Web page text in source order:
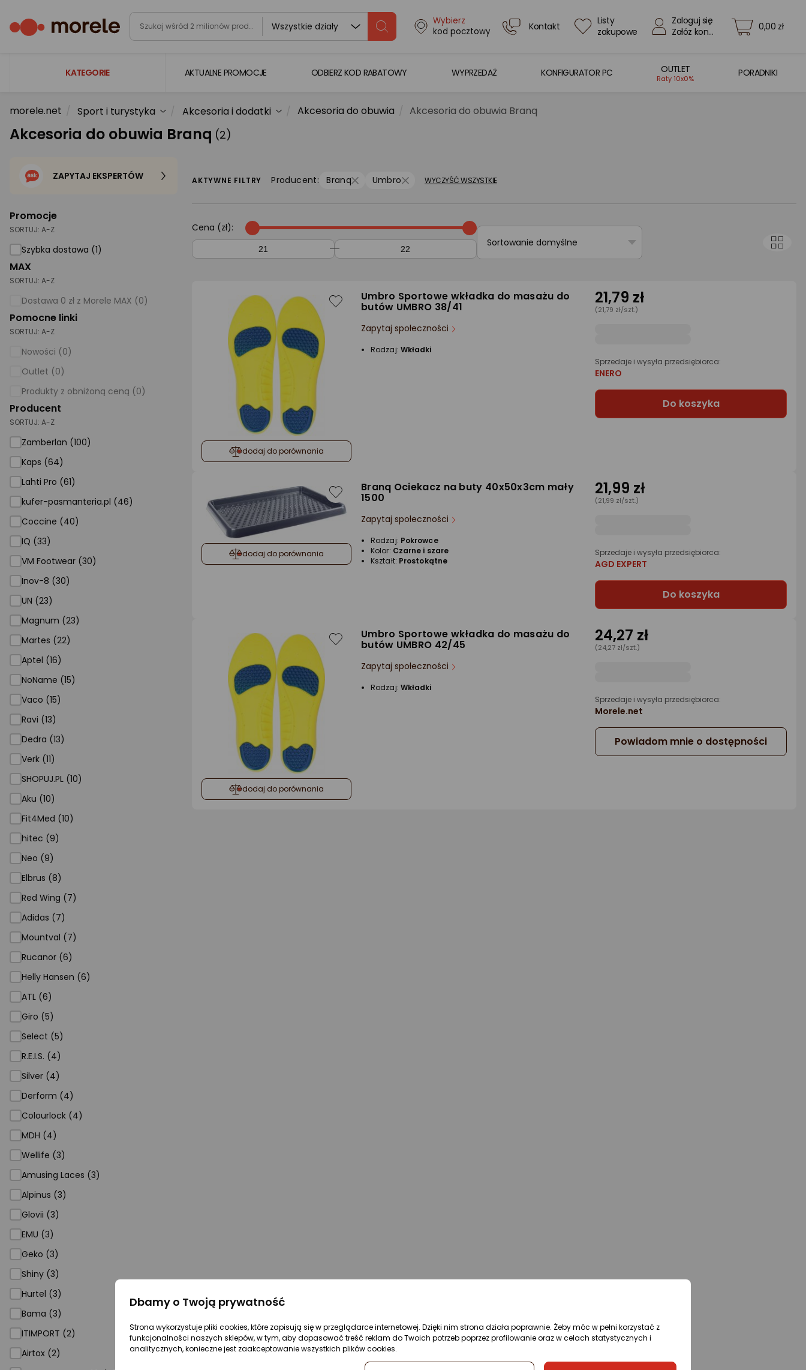
Wszystkie działy
Wybierz
kod pocztowy
Kontakt
Listy
zakupowe
Zaloguj się
Załóż konto
0,00 zł
KATEGORIE
Laptopy
Komputery
Gaming
Telewizory i audio
Foto i kamery
AGD duże
Dom i ogród
Biuro i firma
Sport i turystyka
Zabawki i dziecko
Supermarket
Strefa marek
AKTUALNE PROMOCJE ODBIERZ KOD RABATOWY WYPRZEDAŻ KONFIGURATOR PC OUTLET
Raty 10x0%
PORADNIKI
morele.net Sport i turystyka Akcesoria i dodatki Akcesoria do obuwia Akcesoria do obuwia Branq
Akcesoria do obuwia Branq (2)
Promocje
SORTUJ: A-Z
Szybka dostawa (1)
MAX
SORTUJ: A-Z
Dostawa 0 zł z Morele MAX (0)
Pomocne linki
SORTUJ: A-Z
Nowości (0)
Outlet (0)
Produkty z obniżoną ceną (0)
Producent
SORTUJ: A-Z
Zamberlan (100)
Kaps (64)
Lahti Pro (61)
kufer-pasmanteria.pl (46)
Coccine (40)
IQ (33)
VM Footwear (30)
Inov-8 (30)
UN (23)
Magnum (23)
Martes (22)
Aptel (16)
NoName (15)
Vaco (15)
Ravi (13)
Dedra (13)
Verk (11)
SHOPUJ.PL (10)
Aku (10)
Fit4Med (10)
hitec (9)
Neo (9)
Elbrus (8)
Red Wing (7)
Adidas (7)
Mountval (7)
Rucanor (6)
Helly Hansen (6)
ATL (6)
Giro (5)
Select (5)
R.E.I.S. (4)
Silver (4)
Derform (4)
Colourlock (4)
MDH (4)
Wellife (3)
Amusing Laces (3)
Alpinus (3)
Glovii (3)
EMU (3)
Geko (3)
Shiny (3)
Hurtel (3)
Bama (3)
ITIMPORT (2)
Airtox (2)
ZAPYTAJ EKSPERTÓW AKTYWNE FILTRY Producent: Branq Umbro WYCZYŚĆ WSZYSTKIE
Cena (zł):
Sortowanie domyślne
dodaj do porównania
Umbro Sportowe wkładka do masażu do
butów UMBRO 38/41
Zapytaj społeczności
Rodzaj: Wkładki
21,79 zł
(21,79 zł/szt.)
Sprzedaje i wysyła przedsiębiorca:
ENERO
Do koszyka
dodaj do porównania
Branq Ociekacz na buty 40x50x3cm mały
1500
Zapytaj społeczności
Rodzaj: Pokrowce
Kolor: Czarne i szare
Kształt: Prostokątne
21,99 zł
(21,99 zł/szt.)
Sprzedaje i wysyła przedsiębiorca:
AGD EXPERT
Do koszyka
dodaj do porównania
Umbro Sportowe wkładka do masażu do
butów UMBRO 42/45
Zapytaj społeczności
Rodzaj: Wkładki
24,27 zł
(24,27 zł/szt.)
Sprzedaje i wysyła przedsiębiorca:
Morele.net
Powiadom mnie o dostępności
Dbamy o Twoją prywatność
Strona wykorzystuje pliki cookies, które zapisują się w przeglądarce internetowej. Dzięki nim strona działa poprawnie. Żeby móc w pełni korzystać z
funkcjonalności naszych sklepów, w tym, aby dopasować treść reklam do Twoich potrzeb poprzez profilowanie oraz w celach statystycznych i
analitycznych, konieczne jest zaakceptowanie wszystkich plików cookies.